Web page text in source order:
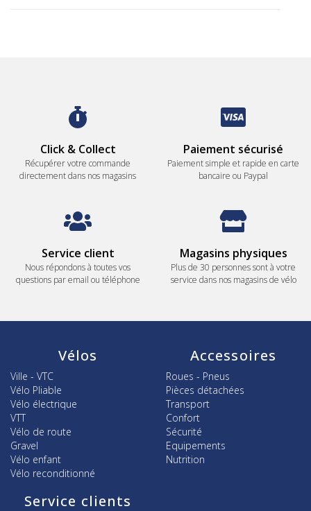
Click & Collect
Récupérer votre commande
directement dans nos magasins
Paiement sécurisé
Paiement simple et rapide en carte
bancaire ou Paypal
Service client
Nous répondons à toutes vos
questions par email ou téléphone
Magasins physiques
Plus de 30 personnes sont à votre
service dans nos magasins de vélo
Vélos
Ville - VTC
Vélo Pliable
Vélo électrique
VTT
Vélo de route
Gravel
Vélo enfant
Vélo reconditionné
Accessoires
Roues - Pneus
Pièces détachées
Transport
Confort
Sécurité
Equipements
Nutrition
Service clients